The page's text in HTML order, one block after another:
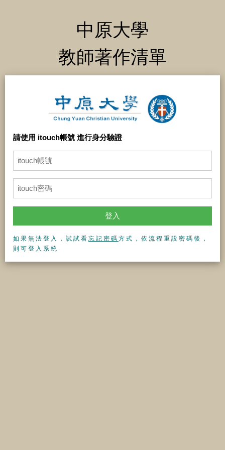
中原大學
教師著作清單
請使用 itouch帳號 進行身分驗證
登入
如果無法登入，試試看 忘記密碼 方式，依流程重設密碼後，
則可登入系統